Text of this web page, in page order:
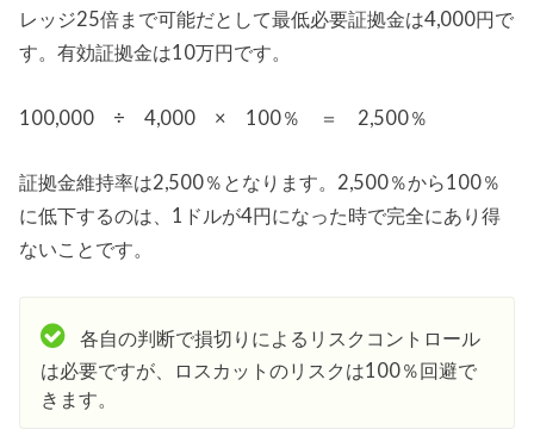
レッジ25倍まで可能だとして最低必要証拠金は4,000円で
す。有効証拠金は10万円です。
100,000 ÷ 4,000 × 100％ ＝ 2,500％
証拠金維持率は2,500％となります。2,500％から100％
に低下するのは、1ドルが4円になった時で完全にあり得
ないことです。
各自の判断で損切りによるリスクコントロール
は必要ですが、ロスカットのリスクは100％回避で
きます。